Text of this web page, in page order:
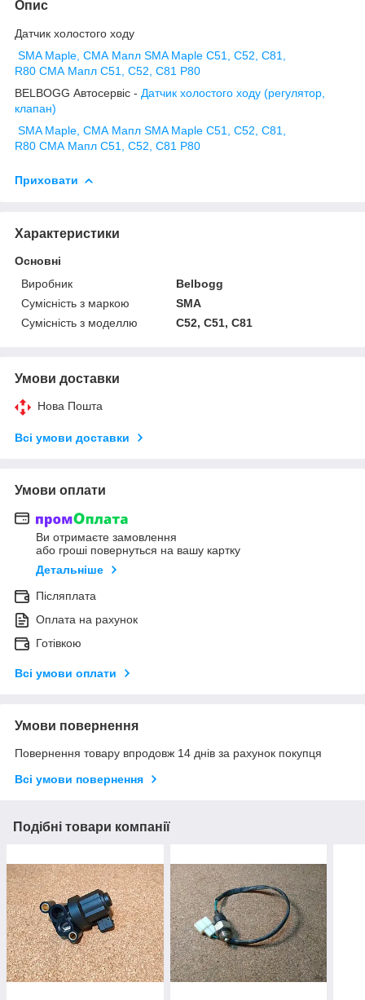
Опис
Датчик холостого ходу
SMA Maple, СМА Мапл SMA Maple C51, C52, C81,
R80 СМА Мапл С51, С52, С81 Р80
BELBOGG Автосервіс - Датчик холостого ходу (регулятор,
клапан)
SMA Maple, СМА Мапл SMA Maple C51, C52, C81,
R80 СМА Мапл С51, С52, С81 Р80
Приховати
Характеристики
Основні
Виробник
Belbogg
Сумісність з маркою
SMA
Сумісність з моделлю
C52, C51, C81
Умови доставки
Нова Пошта
Всі умови доставки
Умови оплати
Ви отримаєте замовлення
або гроші повернуться на вашу картку
Детальніше
Післяплата
Оплата на рахунок
Готівкою
Всі умови оплати
Умови повернення
Повернення товару впродовж 14 днів за рахунок покупця
Всі умови повернення
Подібні товари компанії